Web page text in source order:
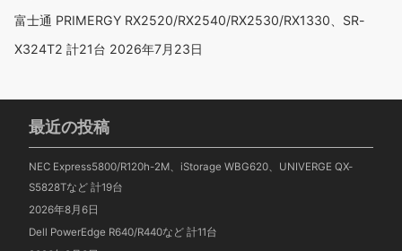
富士通 PRIMERGY RX2520/RX2540/RX2530/RX1330、SR-
X324T2 計21台 2026年7月23日
最近の投稿
NEC Express5800/R120h-2M、iStorage WBG620、UNIVERGE QX-
S5828Tなど 計19台
2026年8月6日
Dell PowerEdge R640/R440など 計11台